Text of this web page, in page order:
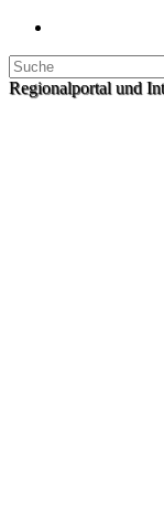
Regionalportal und